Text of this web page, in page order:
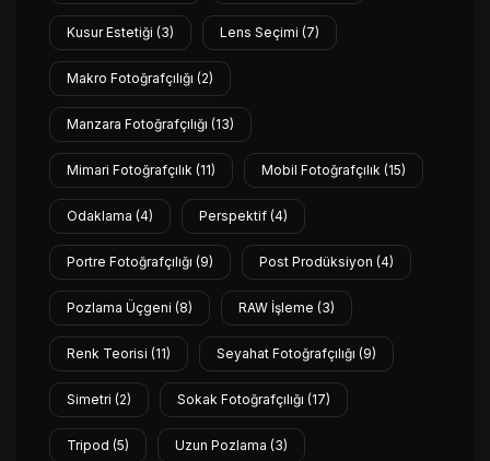
Kusur Estetiği (3) Lens Seçimi (7)
Makro Fotoğrafçılığı (2)
Manzara Fotoğrafçılığı (13)
Mimari Fotoğrafçılık (11) Mobil Fotoğrafçılık (15)
Odaklama (4) Perspektif (4)
Portre Fotoğrafçılığı (9) Post Prodüksiyon (4)
Pozlama Üçgeni (8) RAW İşleme (3)
Renk Teorisi (11) Seyahat Fotoğrafçılığı (9)
Simetri (2) Sokak Fotoğrafçılığı (17)
Tripod (5) Uzun Pozlama (3)